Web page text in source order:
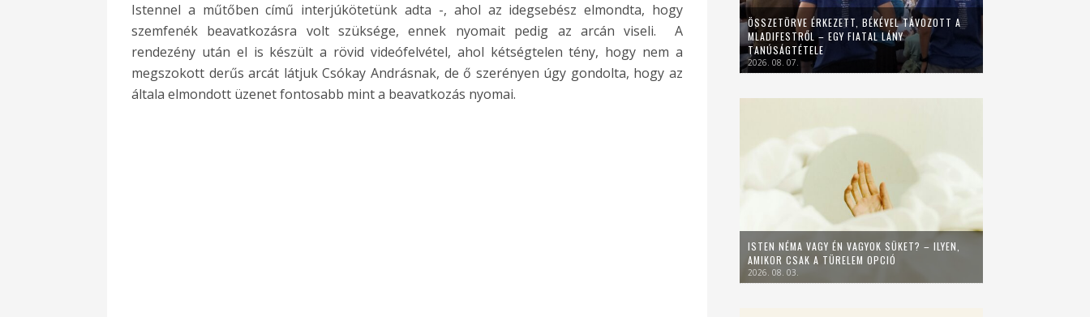
Istennel a műtőben című interjúkötetünk adta -, ahol az idegsebész elmondta, hogy
szemfenék beavatkozásra volt szüksége, ennek nyomait pedig az arcán viseli. A
rendezény után el is készült a rövid videófelvétel, ahol kétségtelen tény, hogy nem a
megszokott derűs arcát látjuk Csókay Andrásnak, de ő szerényen úgy gondolta, hogy az
általa elmondott üzenet fontosabb mint a beavatkozás nyomai.
ÖSSZETÖRVE ÉRKEZETT, BÉKÉVEL TÁVOZOTT A
MLADIFESTRŐL – EGY FIATAL LÁNY
TANÚSÁGTÉTELE
2026. 08. 07.
ISTEN NÉMA VAGY ÉN VAGYOK SÜKET? – ILYEN,
AMIKOR CSAK A TÜRELEM OPCIÓ
2026. 08. 03.